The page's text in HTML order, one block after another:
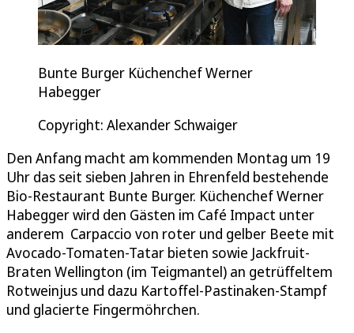
Bunte Burger Küchenchef Werner
Habegger
Copyright: Alexander Schwaiger
Den Anfang macht am kommenden Montag um 19
Uhr das seit sieben Jahren in Ehrenfeld bestehende
Bio-Restaurant Bunte Burger. Küchenchef Werner
Habegger wird den Gästen im Café Impact unter
anderem Carpaccio von roter und gelber Beete mit
Avocado-Tomaten-Tatar bieten sowie Jackfruit-
Braten Wellington (im Teigmantel) an getrüffeltem
Rotweinjus und dazu Kartoffel-Pastinaken-Stampf
und glacierte Fingermöhrchen.